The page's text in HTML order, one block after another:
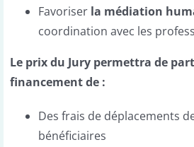
Favoriser la médiation
coordination avec les
Le prix du Jury permettra de
financement de :
Des frais de déplacements
bénéficiaires